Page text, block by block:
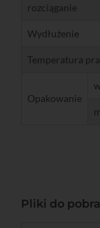
rozciąganie
Wydłużenie
Temperatura
Opakowanie
Pliki do